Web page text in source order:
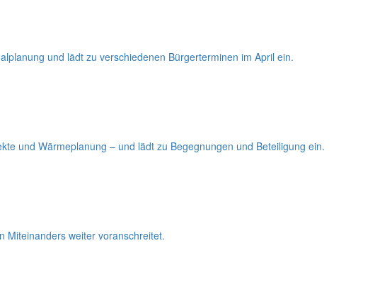
und lädt zu verschiedenen Bürgerterminen im April ein.
und Wärmeplanung – und lädt zu Begegnungen und Beteiligung ein.
Miteinanders weiter voranschreitet.